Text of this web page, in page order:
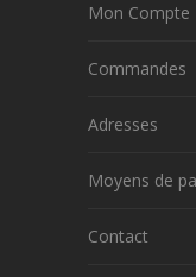
Mon Compte
Commandes
Adresses
Moyens de
Contact